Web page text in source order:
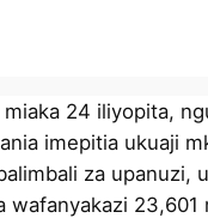
24 iliyopita,
imepitia ukuaji
za upanuzi,
wafanyakazi 23,601